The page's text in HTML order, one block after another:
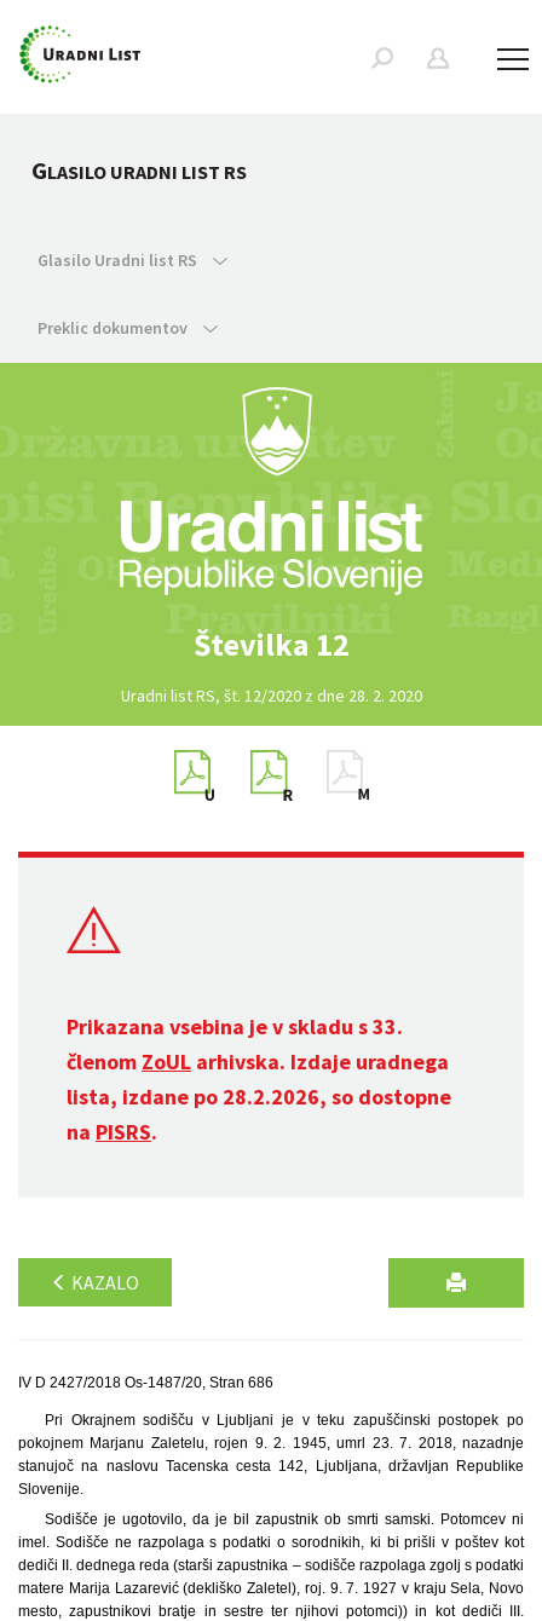
GLASILO URADNI LIST RS
Glasilo Uradni list RS
Preklic dokumentov
Številka 12
Uradni list RS, št. 12/2020 z dne 28. 2. 2020
Prikazana vsebina je v skladu s 33.
členom ZoUL arhivska. Izdaje uradnega
lista, izdane po 28.2.2026, so dostopne
na PISRS.
KAZALO
IV D 2427/2018 Os-1487/20, Stran 686
Pri Okrajnem sodišču v Ljubljani je v teku zapuščinski postopek po
pokojnem Marjanu Zaletelu, rojen 9. 2. 1945, umrl 23. 7. 2018, nazadnje
stanujoč na naslovu Tacenska cesta 142, Ljubljana, državljan Republike
Slovenije.
Sodišče je ugotovilo, da je bil zapustnik ob smrti samski. Potomcev ni
imel. Sodišče ne razpolaga s podatki o sorodnikih, ki bi prišli v poštev kot
dediči II. dednega reda (starši zapustnika – sodišče razpolaga zgolj s podatki
matere Marija Lazarević (dekliško Zaletel), roj. 9. 7. 1927 v kraju Sela, Novo
mesto, zapustnikovi bratje in sestre ter njihovi potomci)) in kot dediči III.